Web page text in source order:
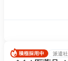
派遣